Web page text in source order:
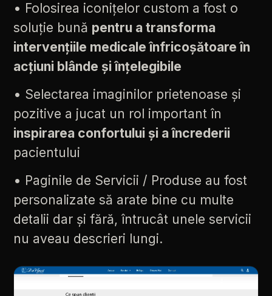
• Folosirea iconițelor custom a fost o
soluție bună pentru a transforma
intervențiile medicale înfricoșătoare în
acțiuni blânde și înțelegibile
• Selectarea imaginilor prietenoase și
pozitive a jucat un rol important în
inspirarea confortului și a încrederii
pacientului
• Paginile de Servicii / Produse au fost
personalizate să arate bine cu multe
detalii dar și fără, întrucât unele servicii
nu aveau descrieri lungi.